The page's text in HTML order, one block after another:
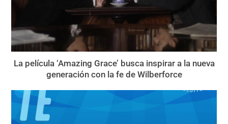
La película ‘Amazing Grace’ busca inspirar a la nueva
generación con la fe de Wilberforce